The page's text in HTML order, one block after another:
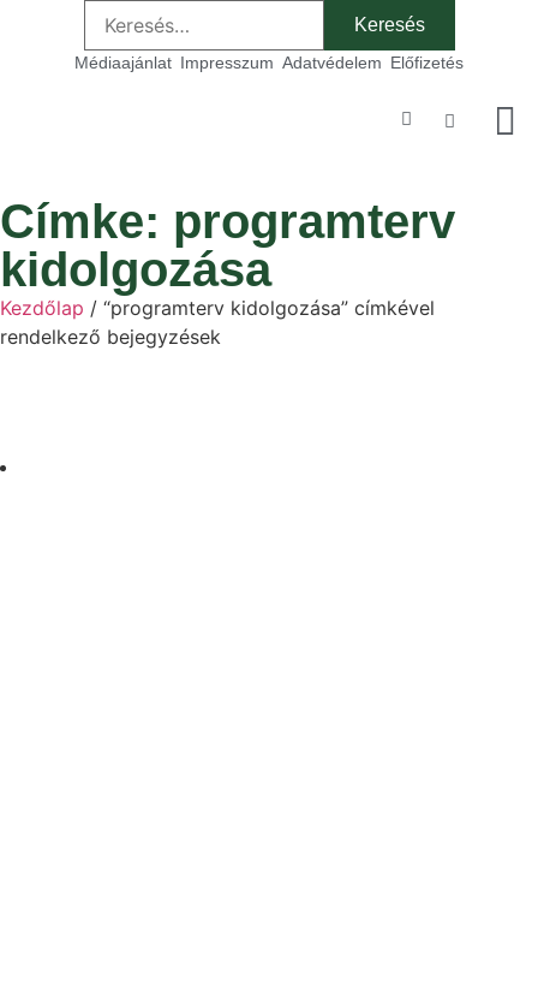
Médiaajánlat Impresszum Adatvédelem Előfizetés
Címke: programterv
kidolgozása
Kezdőlap / “programterv kidolgozása” címkével
rendelkező bejegyzések